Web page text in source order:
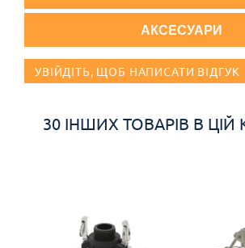
АКСЕСУАРИ
УВІЙДІТЬ, ЩОБ НАПИСАТИ ВІДГУК
30 ІНШИХ ТОВАРІВ В ЦІЙ